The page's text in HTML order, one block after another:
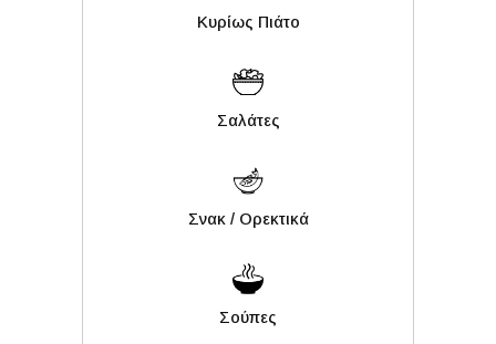
Κυρίως Πιάτο
Σαλάτες
Σνακ / Ορεκτικά
Σούπες